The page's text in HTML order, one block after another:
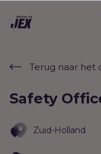
Terug naar het
Safety
Zuid-Holland